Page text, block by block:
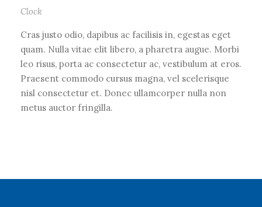
Clock
Cras justo odio, dapibus ac facilisis in, egestas eget
quam. Nulla vitae elit libero, a pharetra augue. Morbi
leo risus, porta ac consectetur ac, vestibulum at eros.
Praesent commodo cursus magna, vel scelerisque
nisl consectetur et. Donec ullamcorper nulla non
metus auctor fringilla.